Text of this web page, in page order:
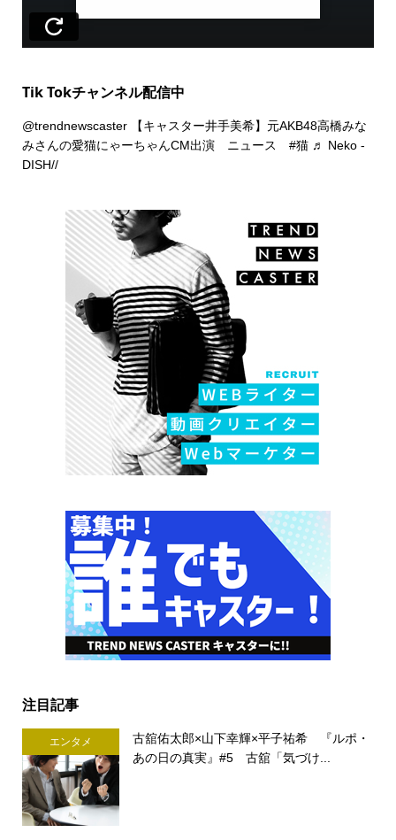
Tik Tokチャンネル配信中
@trendnewscaster【キャスター井手美希】元AKB48高橋みな
みさんの愛猫にゃーちゃんCM出演 ニュース #猫 ♬ Neko -
DISH//
注目記事
エンタメ
古舘佑太郎×山下幸輝×平子祐希 『ルポ・
あの日の真実』#5 古舘「気づけ...